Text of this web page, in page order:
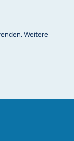
Weitere